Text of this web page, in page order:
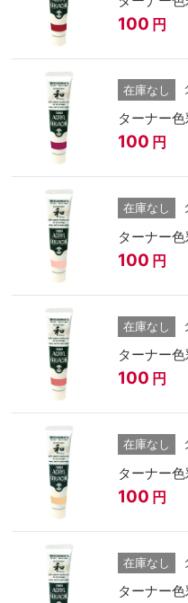
100 円
在庫なし
ターナー
100 円
在庫なし
ターナー
100 円
在庫なし
ターナー
100 円
在庫なし
ターナー
100 円
在庫なし
ターナー